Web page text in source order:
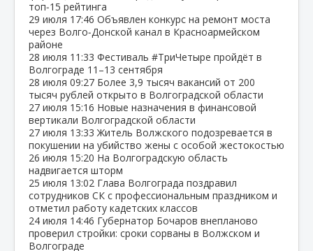
топ‑15 рейтинга
29 июля 17:46 Объявлен конкурс на ремонт моста
через Волго‑Донской канал в Красноармейском
районе
28 июля 11:33 Фестиваль #ТриЧетыре пройдёт в
Волгограде 11–13 сентября
28 июля 09:27 Более 3,9 тысяч вакансий от 200
тысяч рублей открыто в Волгоградской области
27 июля 15:16 Новые назначения в финансовой
вертикали Волгоградской области
27 июля 13:33 Житель Волжского подозревается в
покушении на убийство жены с особой жестокостью
26 июля 15:20 На Волгоградскую область
надвигается шторм
25 июля 13:02 Глава Волгограда поздравил
сотрудников СК с профессиональным праздником и
отметил работу кадетских классов
24 июля 14:46 Губернатор Бочаров внепланово
проверил стройки: сроки сорваны в Волжском и
Волгограде